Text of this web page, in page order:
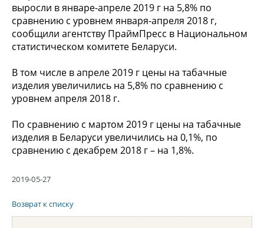
выросли в январе-апреле 2019 г на 5,8% по
сравнению с уровнем января-апреля 2018 г,
сообщили агентству ПраймПресс в Национальном
статистическом комитете Беларуси.
В том числе в апреле 2019 г цены на табачные
изделия увеличились на 5,8% по сравнению с
уровнем апреля 2018 г.
По сравнению с мартом 2019 г цены на табачные
изделия в Беларуси увеличились на 0,1%, по
сравнению с декабрем 2018 г – на 1,8%.
2019-05-27
Возврат к списку